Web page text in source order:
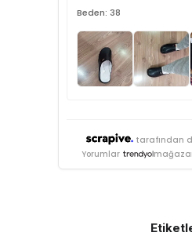
Beden: 38
tarafından
Yorumlar